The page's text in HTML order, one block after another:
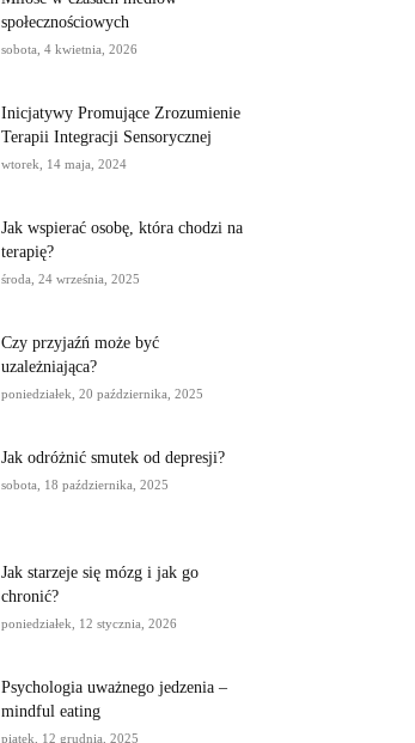
społecznościowych
sobota, 4 kwietnia, 2026
Inicjatywy Promujące Zrozumienie
Terapii Integracji Sensorycznej
wtorek, 14 maja, 2024
Jak wspierać osobę, która chodzi na
terapię?
środa, 24 września, 2025
Czy przyjaźń może być
uzależniająca?
poniedziałek, 20 października, 2025
Jak odróżnić smutek od depresji?
sobota, 18 października, 2025
Jak starzeje się mózg i jak go
chronić?
poniedziałek, 12 stycznia, 2026
Psychologia uważnego jedzenia –
mindful eating
piątek, 12 grudnia, 2025